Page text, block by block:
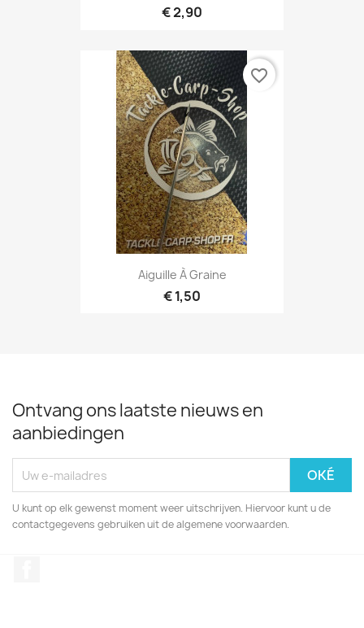
€ 2,90
Aiguille À Graine
€ 1,50
favorite_border
Ontvang ons laatste nieuws en
aanbiedingen
U kunt op elk gewenst moment weer uitschrijven. Hiervoor kunt u de
contactgegevens gebruiken uit de algemene voorwaarden.